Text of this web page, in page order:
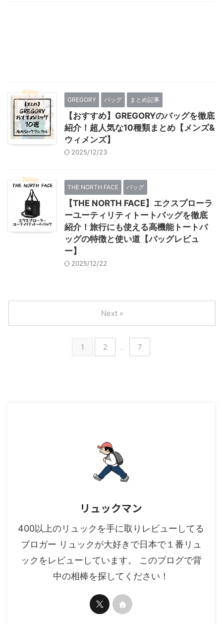
GREGORY バッグ まとめ記事
【おすすめ】GREGORYのバッグを徹底
紹介！超人気な10種類まとめ【メンズ&
ウィメンズ】
2025/12/23
THE NORTH FACE バッグ
【THE NORTH FACE】エクスプローラ
ーユーティリティトートバッグを徹底
紹介！旅行にも使える高機能トートバ
ッグの特徴と使い道【バッグレビュ
ー】
2025/12/22
1 2 … 7
Next »
リュックマン
400以上のリュックを手に取りレビューしてる
ブロガー リュックが大好きで日本で１番リュ
ックをレビューしています。 このブログで背
中の相棒を探してください！